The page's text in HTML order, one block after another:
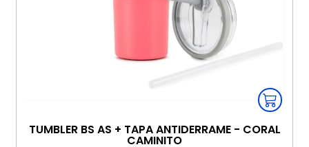
TUMBLER BS AS + TAPA ANTIDERRAME - CORAL
CAMINITO